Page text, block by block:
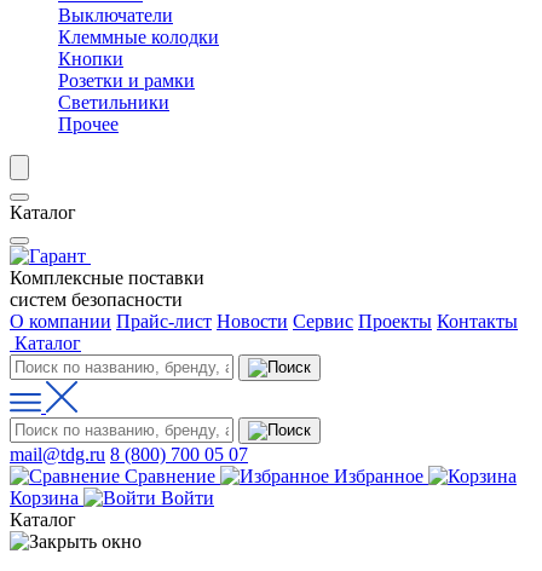
Выключатели
Клеммные колодки
Кнопки
Розетки и рамки
Светильники
Прочее
Каталог
Комплексные поставки
систем безопасности
О компании Прайс-лист Новости Сервис Проекты Контакты
Каталог
mail@tdg.ru 8 (800) 700 05 07
Сравнение
Избранное
Корзина
Войти
Каталог